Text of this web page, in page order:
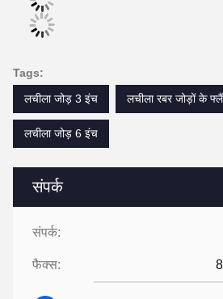
संपर्क
संपर्क:
फैक्स:
Tags:
लचीला जोड़ 3 इंच
लचीला रबर जोड़ों के
लचीला जोड़ 6 इंच